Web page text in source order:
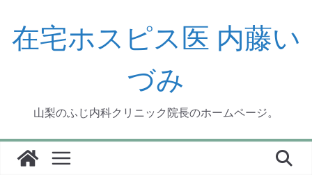
ッ
在宅ホスピス医 内藤い
づみ
山梨のふじ内科クリニック院長のホームページ。